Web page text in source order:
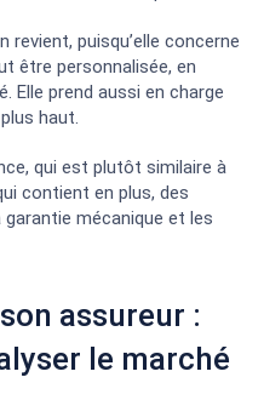
puisqu’elle concerne
être personnalisée, en
Elle prend aussi en charge
haut.
qui est plutôt similaire à
contient en plus, des
mécanique et les
assureur :
le marché